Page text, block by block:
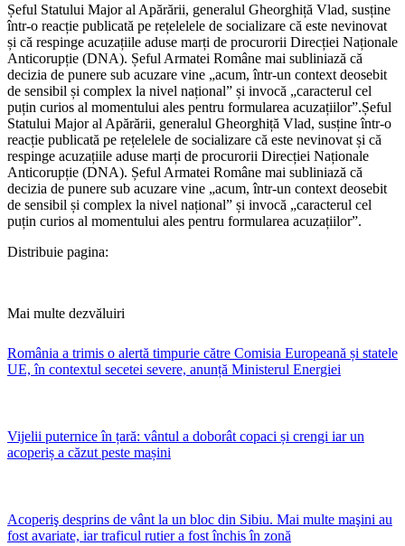
Șeful Statului Major al Apărării, generalul Gheorghiță Vlad, susține
într-o reacție publicată pe rețelelele de socializare că este nevinovat
și că respinge acuzațiile aduse marți de procurorii Direcției Naționale
Anticorupție (DNA). Șeful Armatei Române mai subliniază că
decizia de punere sub acuzare vine „acum, într-un context deosebit
de sensibil și complex la nivel național” și invocă „caracterul cel
puțin curios al momentului ales pentru formularea acuzațiilor”.​Șeful
Statului Major al Apărării, generalul Gheorghiță Vlad, susține într-o
reacție publicată pe rețelelele de socializare că este nevinovat și că
respinge acuzațiile aduse marți de procurorii Direcției Naționale
Anticorupție (DNA). Șeful Armatei Române mai subliniază că
decizia de punere sub acuzare vine „acum, într-un context deosebit
de sensibil și complex la nivel național” și invocă „caracterul cel
puțin curios al momentului ales pentru formularea acuzațiilor”.
Distribuie pagina:
Mai multe dezvăluiri
România a trimis o alertă timpurie către Comisia Europeană și statele
UE, în contextul secetei severe, anunță Ministerul Energiei
Vijelii puternice în țară: vântul a doborât copaci și crengi iar un
acoperiș a căzut peste mașini
Acoperiş desprins de vânt la un bloc din Sibiu. Mai multe maşini au
fost avariate, iar traficul rutier a fost închis în zonă